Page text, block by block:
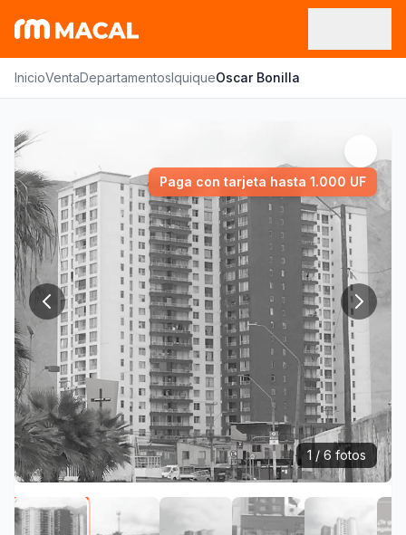
InicioVentaDepartamentosIquiqueOscar Bonilla
1 / 6 fotos
Paga con tarjeta hasta 1.000 UF